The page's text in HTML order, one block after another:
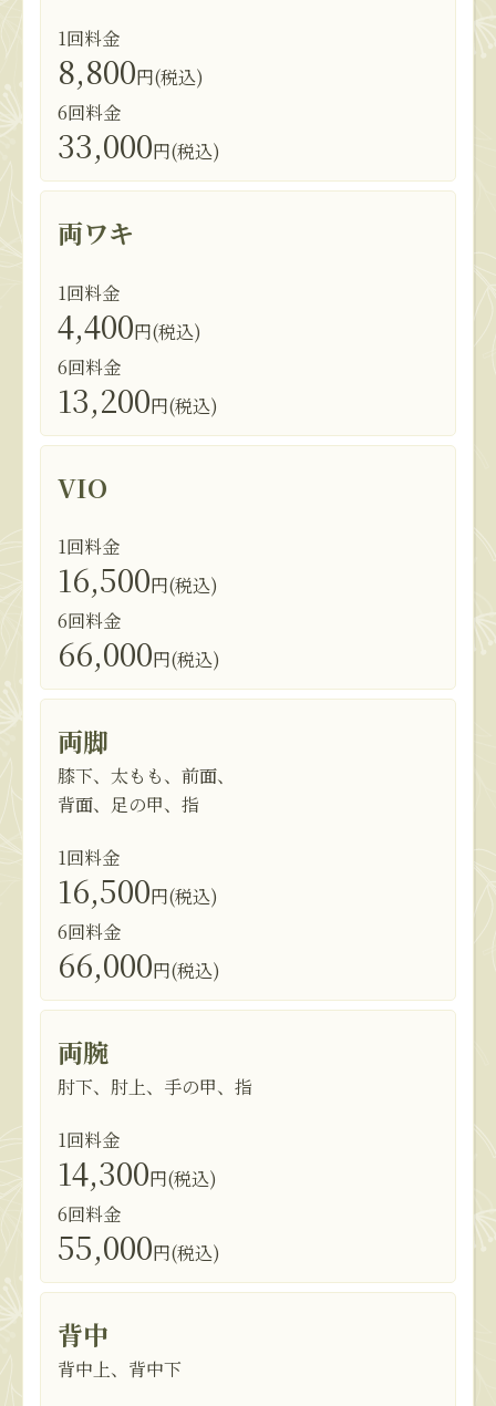
1回料金
8,800円(税込)
6回料金
33,000円(税込)
両ワキ
1回料金
4,400円(税込)
6回料金
13,200円(税込)
VIO
1回料金
16,500円(税込)
6回料金
66,000円(税込)
両脚
膝下、太もも、前面、
背面、足の甲、指
1回料金
16,500円(税込)
6回料金
66,000円(税込)
両腕
肘下、肘上、手の甲、指
1回料金
14,300円(税込)
6回料金
55,000円(税込)
背中
背中上、背中下